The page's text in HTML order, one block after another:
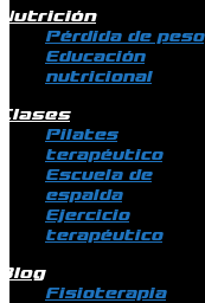
Pérdida de peso
Educación
nutricional
Pilates
terapéutico
Escuela de
espalda
Ejercicio
terapéutico
Fisioterapia